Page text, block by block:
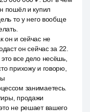
пошёл и купил
то у него вообще
он и сейчас не
он сейчас за 22.
все дело несёшь,
прихожу и говорю,
занимаетесь.
продажи
не решает вашего